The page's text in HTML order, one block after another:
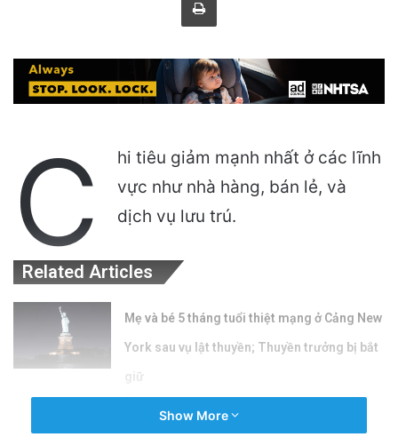
C
hi tiêu giảm mạnh nhất ở các lĩnh
vực như nhà hàng, bán lẻ, và
dịch vụ lưu trú.
Related Articles
Mẹ và bé 5 tháng tuổi thiệt mạng ở Cảng New
York sau vụ lật thuyền; Thuyền trưởng bị bắt
giữ
6 hours ago
Show More